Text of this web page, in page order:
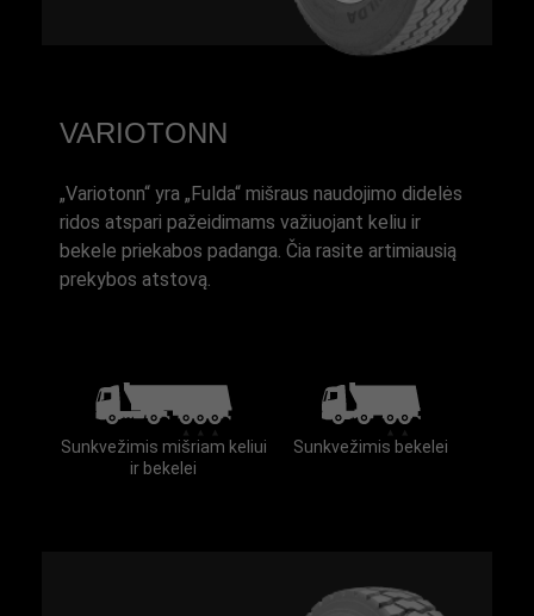
VARIOTONN
„Variotonn“ yra „Fulda“ mišraus naudojimo didelės
ridos atspari pažeidimams važiuojant keliu ir
bekele priekabos padanga. Čia rasite artimiausią
prekybos atstovą.
Sunkvežimis mišriam keliui
ir bekelei
Sunkvežimis bekelei